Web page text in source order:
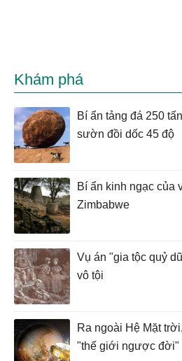
Khám phá
Bí ẩn tảng đá 250
sườn đồi dốc 45 độ
Bí ẩn kinh ngạc của
Zimbabwe
Vụ án "gia tộc quỷ
vô tội
Ra ngoài Hệ Mặt
"thế giới ngược đời"